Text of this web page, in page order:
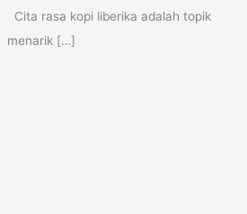
Cita rasa kopi liberika adalah topik
menarik […]